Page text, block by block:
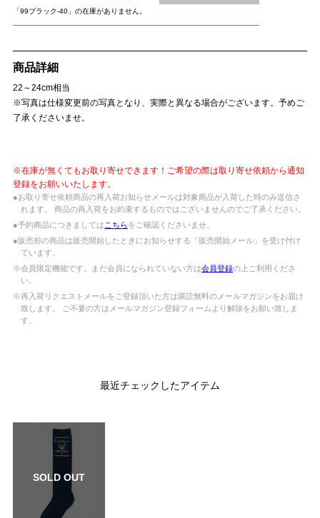
「99ブラック-40」の在庫がありません。
商品詳細
22～24cm相当
※写真は仕様変更前の写真となり、実際と異なる場合がございます。予めご
了承くださいませ。
※在庫が無くてもお取り寄せできます！ご希望の際は取り寄せ依頼から通知
登録をお願いいたします。
●お取り寄せ依頼商品の再入荷お知らせメールは対象商品が入荷した時のみ送信さ
れます。 商品の再入荷をお約束するものではございませんのでご了承ください。
●予約商品につきましては こちらをご確認くださいませ。
●販売前の商品は販売開始したときにお知らせする「販売開始メール」を受け付け
ています。
※会員限定機能です。まだ会員になられていない方は会員登録の上ご利用くださ
い。
※再入荷リクエストメールをご登録頂いた方は購読無料のメールマガジンをお届け
致します。 ご不要の方はメールマガジン登録フォームより解除をお願い致しま
す。
最近チェックしたアイテム
SOLD OUT